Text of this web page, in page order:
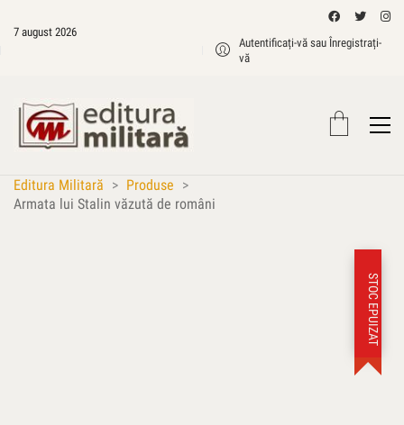
7 august 2026
Autentificați-vă sau Înregistrați-
vă
Editura Militară > Produse >
Armata lui Stalin văzută de români
STOC EPUIZAT